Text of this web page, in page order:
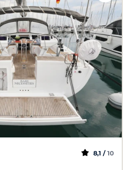
8,1 / 10